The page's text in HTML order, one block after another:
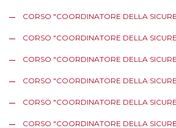
CORSO "COORDINATORE DELLA
CORSO "COORDINATORE DELLA
CORSO "COORDINATORE DELLA
CORSO "COORDINATORE DELLA
CORSO "COORDINATORE DELLA
CORSO "COORDINATORE DELLA